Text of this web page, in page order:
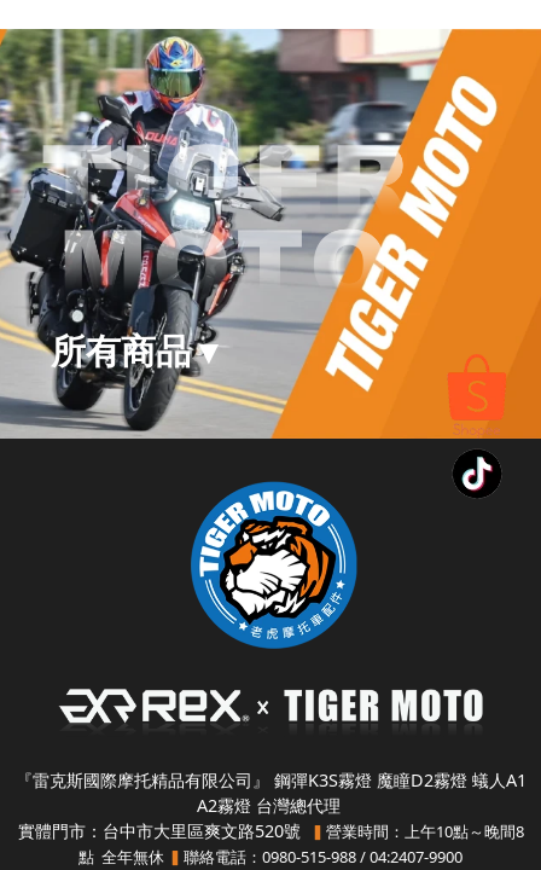
所有商品▾
『雷克斯國際摩托精品有限公司』 鋼彈K3S霧燈 魔瞳D2霧燈 蟻人A1
A2霧燈 台灣總代理
實體門市：台中市大里區爽文路520號
▍ 營業時間：上午10點～晚間8
點 全年無休 ▍ 聯絡電話：0980-515-988 / 04:2407-9900